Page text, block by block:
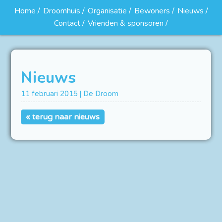
Home Droomhuis Organisatie Bewoners
Nieuws
Contact
Vrienden & sponsoren
Nieuws
11 februari 2015 | De Droom
« terug naar nieuws